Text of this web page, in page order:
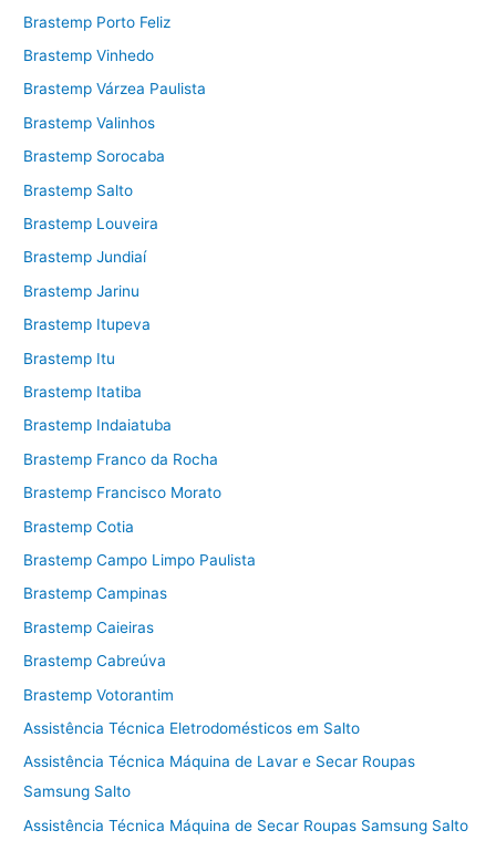
Brastemp Porto Feliz
Brastemp Vinhedo
Brastemp Várzea Paulista
Brastemp Valinhos
Brastemp Sorocaba
Brastemp Salto
Brastemp Louveira
Brastemp Jundiaí
Brastemp Jarinu
Brastemp Itupeva
Brastemp Itu
Brastemp Itatiba
Brastemp Indaiatuba
Brastemp Franco da Rocha
Brastemp Francisco Morato
Brastemp Cotia
Brastemp Campo Limpo Paulista
Brastemp Campinas
Brastemp Caieiras
Brastemp Cabreúva
Brastemp Votorantim
Assistência Técnica Eletrodomésticos em Salto
Assistência Técnica Máquina de Lavar e Secar Roupas
Samsung Salto
Assistência Técnica Máquina de Secar Roupas Samsung Salto